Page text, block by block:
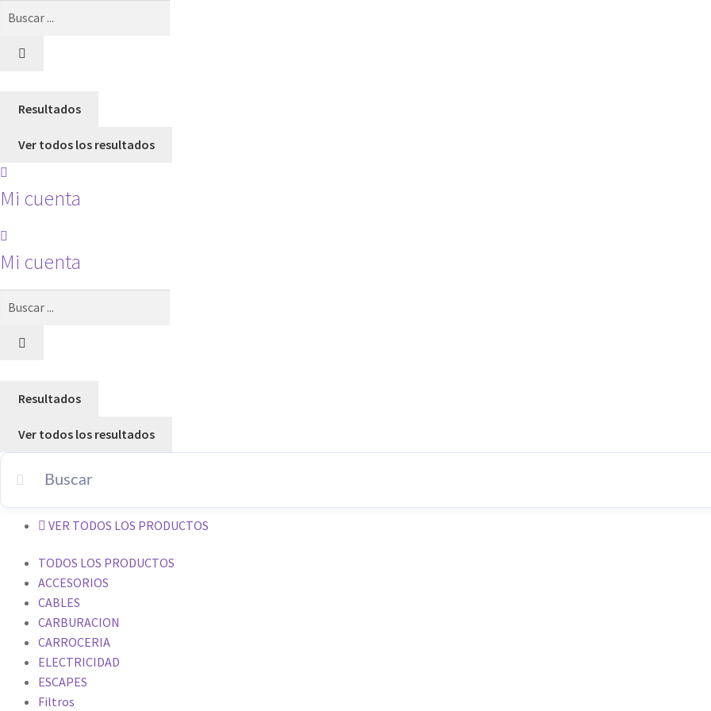
Resultados
Ver todos los resultados
Mi cuenta
Mi cuenta
Resultados
Ver todos los resultados
VER TODOS LOS PRODUCTOS
TODOS LOS PRODUCTOS
ACCESORIOS
CABLES
CARBURACION
CARROCERIA
ELECTRICIDAD
ESCAPES
Filtros